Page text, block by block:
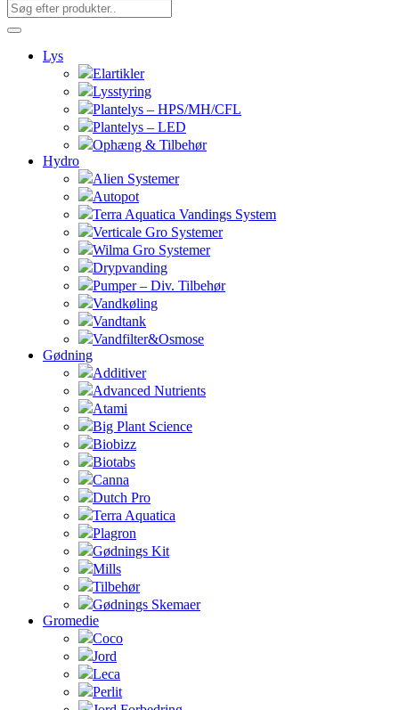
Lys
Elartikler
Lysstyring
Plantelys – HPS/MH/CFL
Plantelys – LED
Ophæng & Tilbehør
Hydro
Alien Systemer
Autopot
Terra Aquatica Vandings System
Verticale Gro Systemer
Wilma Gro Systemer
Drypvanding
Pumper – Div. Tilbehør
Vandkøling
Vandtank
Vandfilter&Osmose
Gødning
Additiver
Advanced Nutrients
Atami
Big Plant Science
Biobizz
Biotabs
Canna
Dutch Pro
Terra Aquatica
Plagron
Gødnings Kit
Mills
Tilbehør
Gødnings Skemaer
Gromedie
Coco
Jord
Leca
Perlit